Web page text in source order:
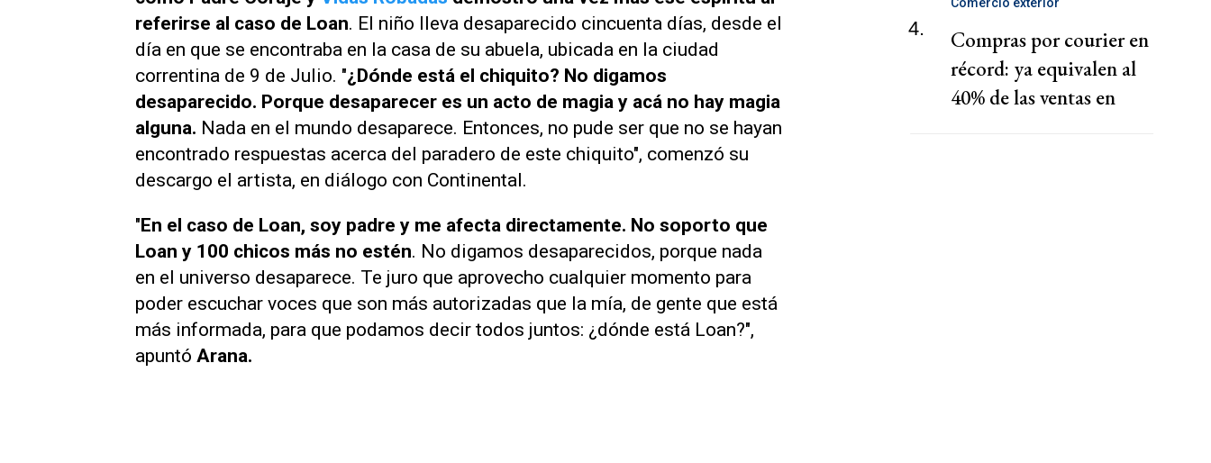
referirse al caso de Loan. El niño lleva desaparecido cincuenta días, desde el
día en que se encontraba en la casa de su abuela, ubicada en la ciudad
correntina de 9 de Julio. "¿Dónde está el chiquito? No digamos
desaparecido. Porque desaparecer es un acto de magia y acá no hay magia
alguna. Nada en el mundo desaparece. Entonces, no pude ser que no se hayan
encontrado respuestas acerca del paradero de este chiquito", comenzó su
descargo el artista, en diálogo con Continental.
"En el caso de Loan, soy padre y me afecta directamente. No soporto que
Loan y 100 chicos más no estén. No digamos desaparecidos, porque nada
en el universo desaparece. Te juro que aprovecho cualquier momento para
poder escuchar voces que son más autorizadas que la mía, de gente que está
más informada, para que podamos decir todos juntos: ¿dónde está Loan?",
apuntó Arana.
4.
Comercio exterior
Compras por courier en
récord: ya equivalen al
40% de las ventas en